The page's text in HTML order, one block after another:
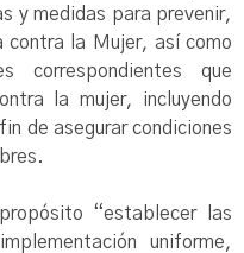
y medidas para prevenir,
contra la Mujer, así como
correspondientes que
la mujer, incluyendo
de asegurar condiciones
“establecer las
uniforme,